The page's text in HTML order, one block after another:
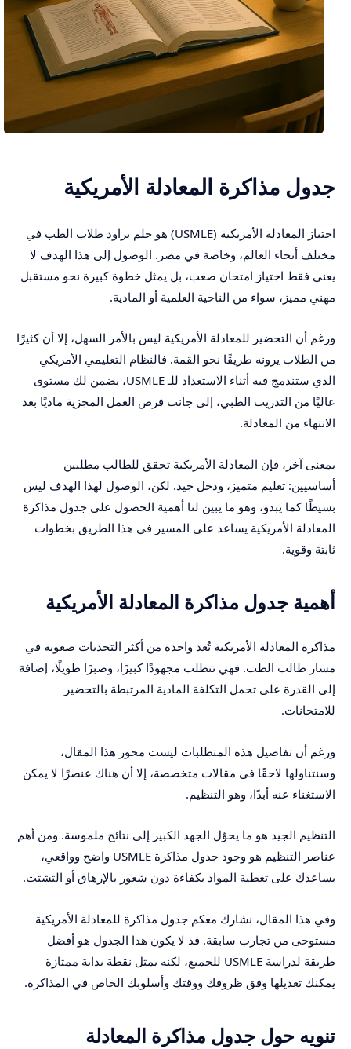
جدول مذاكرة المعادلة الأمريكية
اجتياز المعادلة الأمريكية (USMLE) هو حلم يراود طلاب الطب في
مختلف أنحاء العالم، وخاصة في مصر. الوصول إلى هذا الهدف لا
يعني فقط اجتياز امتحان صعب، بل يمثل خطوة كبيرة نحو مستقبل
مهني مميز، سواء من الناحية العلمية أو المادية.
ورغم أن التحضير للمعادلة الأمريكية ليس بالأمر السهل، إلا أن كثيرًا
من الطلاب يرونه طريقًا نحو القمة. فالنظام التعليمي الأمريكي
الذي ستندمج فيه أثناء الاستعداد للـ USMLE، يضمن لك مستوى
عاليًا من التدريب الطبي، إلى جانب فرص العمل المجزية ماديًا بعد
الانتهاء من المعادلة.
بمعنى آخر، فإن المعادلة الأمريكية تحقق للطالب مطلبين
أساسيين: تعليم متميز، ودخل جيد. لكن، الوصول لهذا الهدف ليس
بسيطًا كما يبدو، وهو ما يبين لنا أهمية الحصول على جدول مذاكرة
المعادلة الأمريكية يساعد على المسير في هذا الطريق بخطوات
ثابتة وقوية.
أهمية جدول مذاكرة المعادلة الأمريكية
مذاكرة المعادلة الأمريكية تُعد واحدة من أكثر التحديات صعوبة في
مسار طالب الطب. فهي تتطلب مجهودًا كبيرًا، وصبرًا طويلًا، إضافة
إلى القدرة على تحمل التكلفة المادية المرتبطة بالتحضير
للامتحانات.
ورغم أن تفاصيل هذه المتطلبات ليست محور هذا المقال،
وسنتناولها لاحقًا في مقالات متخصصة، إلا أن هناك عنصرًا لا يمكن
الاستغناء عنه أبدًا، وهو التنظيم.
التنظيم الجيد هو ما يحوّل الجهد الكبير إلى نتائج ملموسة. ومن أهم
عناصر التنظيم هو وجود جدول مذاكرة USMLE واضح وواقعي،
يساعدك على تغطية المواد بكفاءة دون شعور بالإرهاق أو التشتت.
وفي هذا المقال، نشارك معكم جدول مذاكرة للمعادلة الأمريكية
مستوحى من تجارب سابقة. قد لا يكون هذا الجدول هو أفضل
طريقة لدراسة USMLE للجميع، لكنه يمثل نقطة بداية ممتازة
يمكنك تعديلها وفق ظروفك ووقتك وأسلوبك الخاص في المذاكرة.
تنويه حول جدول مذاكرة المعادلة